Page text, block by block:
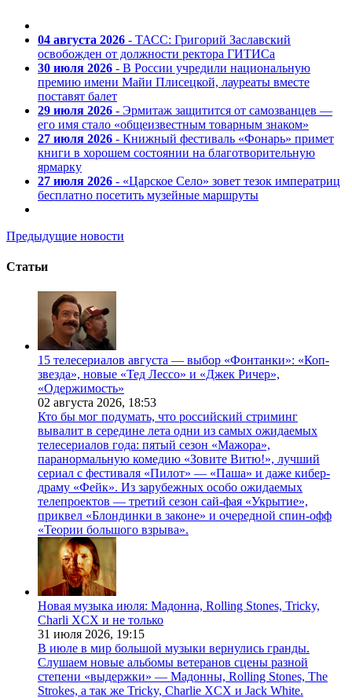
04 августа 2026 - ТАСС: Григорий Заславский
освобожден от должности ректора ГИТИСа
30 июля 2026 - В России учредили национальную
премию имени Майи Плисецкой, лауреаты вместе
поставят балет
29 июля 2026 - Эрмитаж защитится от самозванцев —
его имя стало «общеизвестным товарным знаком»
27 июля 2026 - Книжный фестиваль «Фонарь» примет
книги в хорошем состоянии на благотворительную
ярмарку
27 июля 2026 - «Царское Село» зовет тезок императриц
бесплатно посетить музейные маршруты
Предыдущие новости
Статьи
15 телесериалов августа — выбор «Фонтанки»: «Коп-
звезда», новые «Тед Лессо» и «Джек Ричер»,
«Одержимость»
02 августа 2026, 18:53
Кто бы мог подумать, что российский стриминг
вывалит в середине лета одни из самых ожидаемых
телесериалов года: пятый сезон «Мажора»,
паранормальную комедию «Зовите Витю!», лучший
сериал с фестиваля «Пилот» — «Паша» и даже кибер-
драму «Фейк». Из зарубежных особо ожидаемых
телепроектов — третий сезон сай-фая «Укрытие»,
приквел «Блондинки в законе» и очередной спин-офф
«Теории большого взрыва».
Новая музыка июля: Мадонна, Rolling Stones, Tricky,
Charli XCX и не только
31 июля 2026, 19:15
В июле в мир большой музыки вернулись гранды.
Слушаем новые альбомы ветеранов сцены разной
степени «выдержки» — Мадонны, Rolling Stones, The
Strokes, а так же Tricky, Charlie XCX и Jack White.